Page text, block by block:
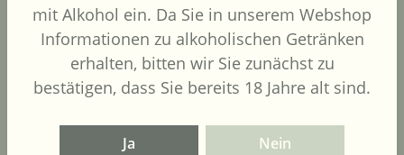
Versandarten
Versand nur an Personen
über 18 Jahre
mit Alkohol ein. Da Sie in unserem Webshop
Informationen zu alkoholischen Getränken
erhalten, bitten wir Sie zunächst zu
bestätigen, dass Sie bereits 18 Jahre alt sind.
Ja Nein